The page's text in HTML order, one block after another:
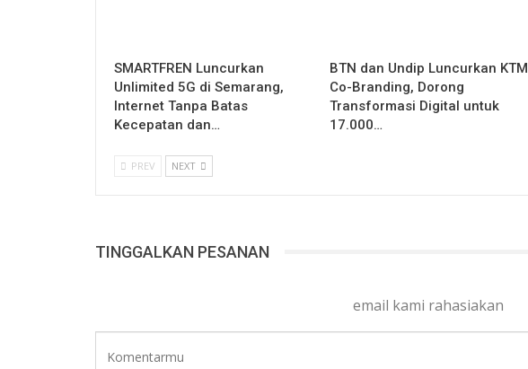
SMARTFREN Luncurkan
Unlimited 5G di Semarang,
Internet Tanpa Batas
Kecepatan dan…
BTN dan Undip Luncurkan KTM
Co-Branding, Dorong
Transformasi Digital untuk
17.000…
PREV NEXT
TINGGALKAN PESANAN
email kami rahasiakan